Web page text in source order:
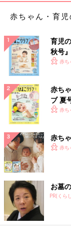
赤ちゃん・育
育児
秋号
いっ赤ち
赤ち
ブ 夏
く！赤ち
赤ち
赤ち
お墓
PR(くら